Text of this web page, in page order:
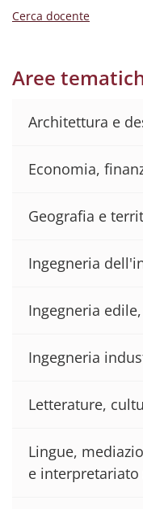
Cerca docente
Aree
Architettura e
Economia,
Geografia e
Ingegneria
Ingegneria
Ingegneria
Letterature,
Lingue,
e interpretariato